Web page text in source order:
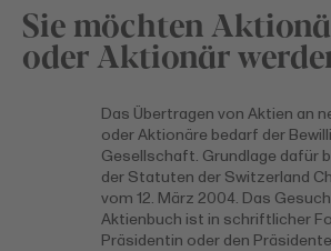
Sie möchten
oder Aktionär
Das Übertragen von Aktien an
oder Aktionäre bedarf der
Gesellschaft. Grundlage dafür
der Statuten der Switzerland
vom 12. März 2004. Das
Aktienbuch ist in schriftlicher
Präsidentin oder den